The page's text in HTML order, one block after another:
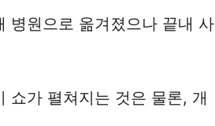
병원으로 옮겨졌으나 끝내 사
쇼가 펼쳐지는 것은 물론, 개